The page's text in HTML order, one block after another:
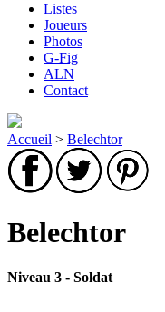
Listes
Joueurs
Photos
G-Fig
ALN
Contact
Accueil > Belechtor
Belechtor
Niveau 3 - Soldat